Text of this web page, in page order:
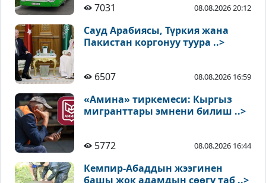
7031 08.08.2026 20:12
Сауд Арабиясы, Түркия жана
Пакистан коргонуу туура ..>
6507 08.08.2026 16:59
«Амина» тиркемеси: Кыргыз
мигранттары эмнени билиш ..>
5772 08.08.2026 16:44
Кемпир-Абаддын жээгинен
башы жок адамдын сөөгү таб ..>